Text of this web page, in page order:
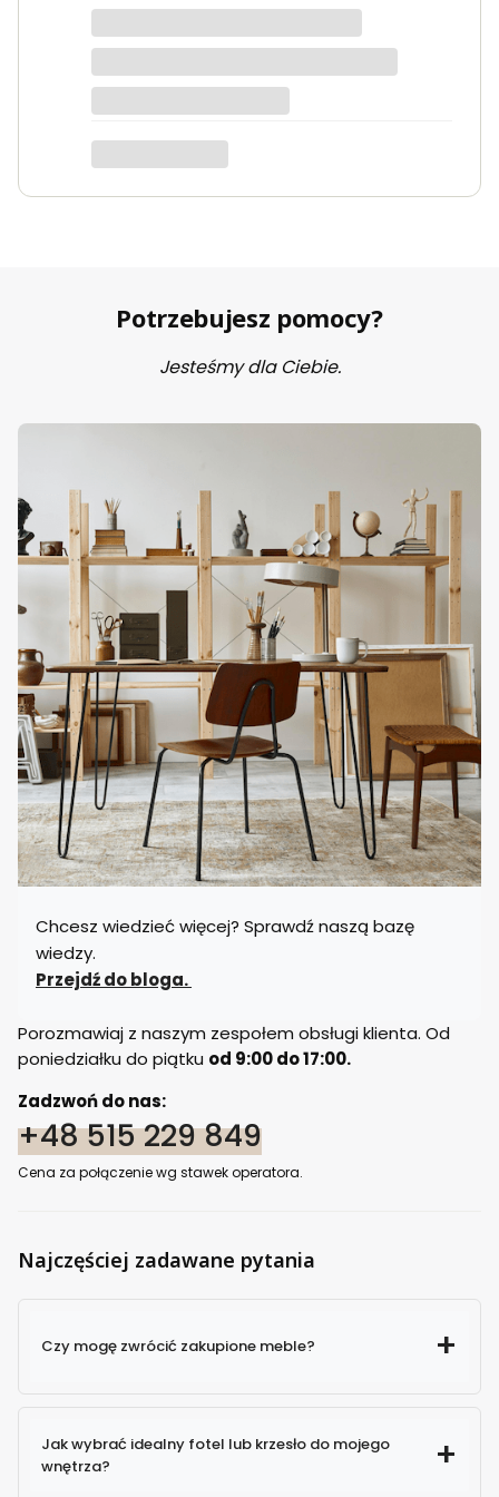
ciemno zielony Velvet
Potrzebujesz pomocy?
Jesteśmy dla Ciebie.
Chcesz wiedzieć więcej? Sprawdź naszą bazę
wiedzy.
Przejdź do bloga.
Porozmawiaj z naszym zespołem obsługi klienta. Od
poniedziałku do piątku od 9:00 do 17:00.
Zadzwoń do nas:
+48 515 229 849
Cena za połączenie wg stawek operatora.
Najczęściej zadawane pytania
Czy mogę zwrócić zakupione meble?
Jak wybrać idealny fotel lub krzesło do mojego
wnętrza?